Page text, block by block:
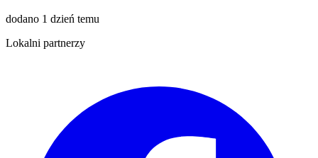
dodano 1 dzień temu
Lokalni partnerzy